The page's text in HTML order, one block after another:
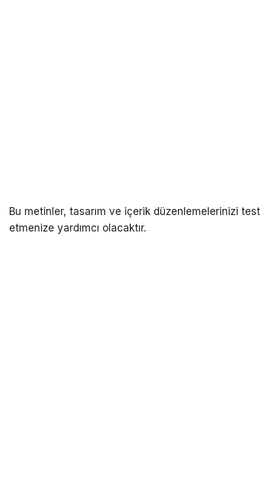
Bu metinler, tasarım ve içerik düzenlemelerinizi test
etmenize yardımcı olacaktır.